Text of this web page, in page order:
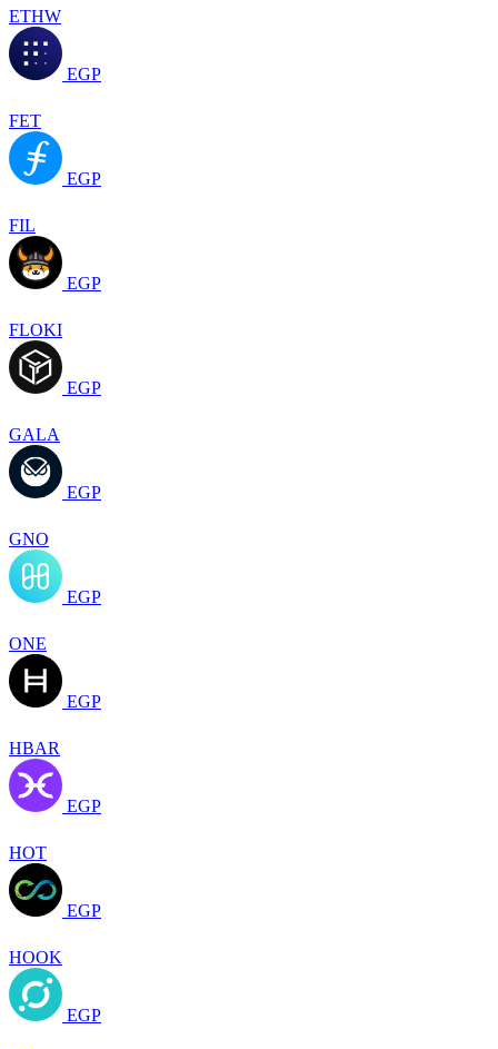
ETHW
EGP
FET
EGP
FIL
EGP
FLOKI
EGP
GALA
EGP
GNO
EGP
ONE
EGP
HBAR
EGP
HOT
EGP
HOOK
EGP